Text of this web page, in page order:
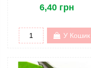
6,40 грн
У Кошик